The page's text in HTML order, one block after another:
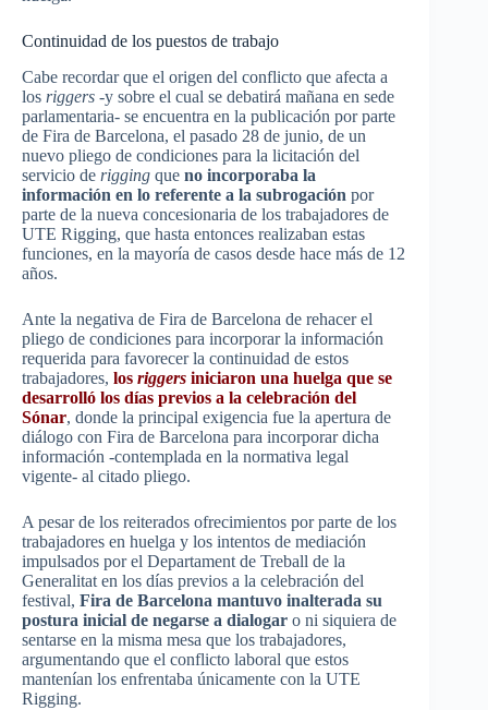
Continuidad de los puestos de trabajo
Cabe recordar que el origen del conflicto que afecta a
los riggers -y sobre el cual se debatirá mañana en sede
parlamentaria- se encuentra en la publicación por parte
de Fira de Barcelona, el pasado 28 de junio, de un
nuevo pliego de condiciones para la licitación del
servicio de rigging que no incorporaba la
información en lo referente a la subrogación por
parte de la nueva concesionaria de los trabajadores de
UTE Rigging, que hasta entonces realizaban estas
funciones, en la mayoría de casos desde hace más de 12
años.
Ante la negativa de Fira de Barcelona de rehacer el
pliego de condiciones para incorporar la información
requerida para favorecer la continuidad de estos
trabajadores, los riggers iniciaron una huelga que se
desarrolló los días previos a la celebración del
Sónar, donde la principal exigencia fue la apertura de
diálogo con Fira de Barcelona para incorporar dicha
información -contemplada en la normativa legal
vigente- al citado pliego.
A pesar de los reiterados ofrecimientos por parte de los
trabajadores en huelga y los intentos de mediación
impulsados por el Departament de Treball de la
Generalitat en los días previos a la celebración del
festival, Fira de Barcelona mantuvo inalterada su
postura inicial de negarse a dialogar o ni siquiera de
sentarse en la misma mesa que los trabajadores,
argumentando que el conflicto laboral que estos
mantenían los enfrentaba únicamente con la UTE
Rigging.